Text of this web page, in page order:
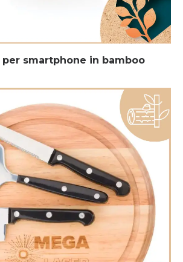
per smartphone in bamboo